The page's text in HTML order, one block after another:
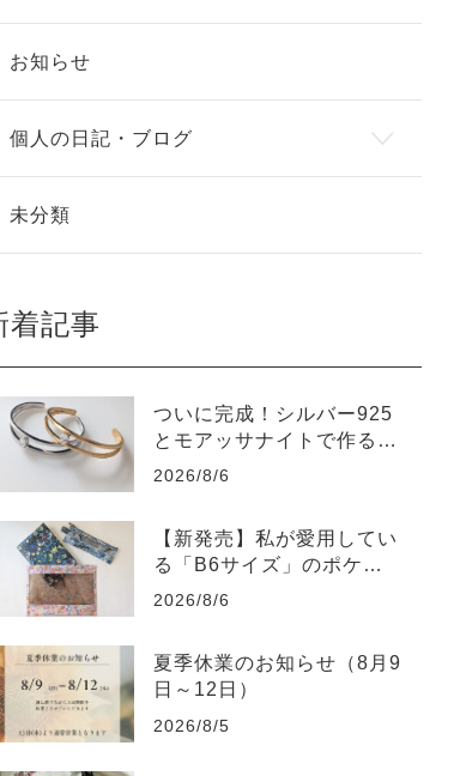
お知らせ
個人の日記・ブログ
未分類
着記事
ついに完成！シルバー925
とモアッサナイトで作る自
分だけのバングル
2026/8/6
【新発売】私が愛用してい
る「B6サイズ」のポケッ
トポーチを販売します
2026/8/6
夏季休業のお知らせ（8月9
日～12日）
2026/8/5